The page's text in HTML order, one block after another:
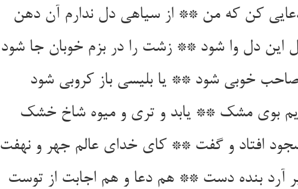
کن که من ** از سیاهی دل ندارم آن دهن
این دل وا شود ** زشت را در بزم خوبان جا شود
خوبی شود ** یا بلیسی باز کروبی شود
بوی مشک ** یابد و تری و میوه شاخ خشک
افتاد و گفت ** کای خدای عالم جهر و نهفت
آرد بنده دست ** هم دعا و هم اجابت از توست